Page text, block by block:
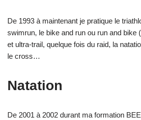
De 1993 à maintenant je pratique le
swimrun, le bike and run ou run and bike
et ultra-trail, quelque fois du raid, la
le cross…
Natation
De 2001 à 2002 durant ma formation